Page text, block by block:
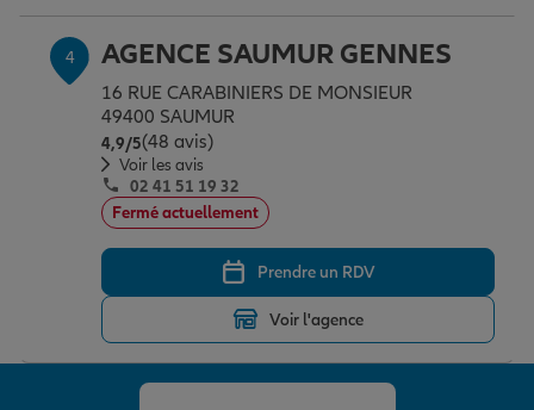
Tous nos devis d'assurance
4 AGENCE SAUMUR GENNES
16 RUE CARABINIERS DE MONSIEUR
49400 SAUMUR
4,9/5Note de 4.9 sur 5
(48 avis)
Voir les avis
02 41 51 19 32
Fermé actuellement
Prendre un RDV
Voir l'agence